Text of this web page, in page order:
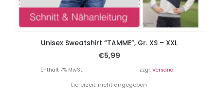
Unisex Sweatshirt “TAMME”, Gr. XS – XXL
€5,99
Enthält 7% MwSt. zzgl. Versand
Lieferzeit: nicht angegeben